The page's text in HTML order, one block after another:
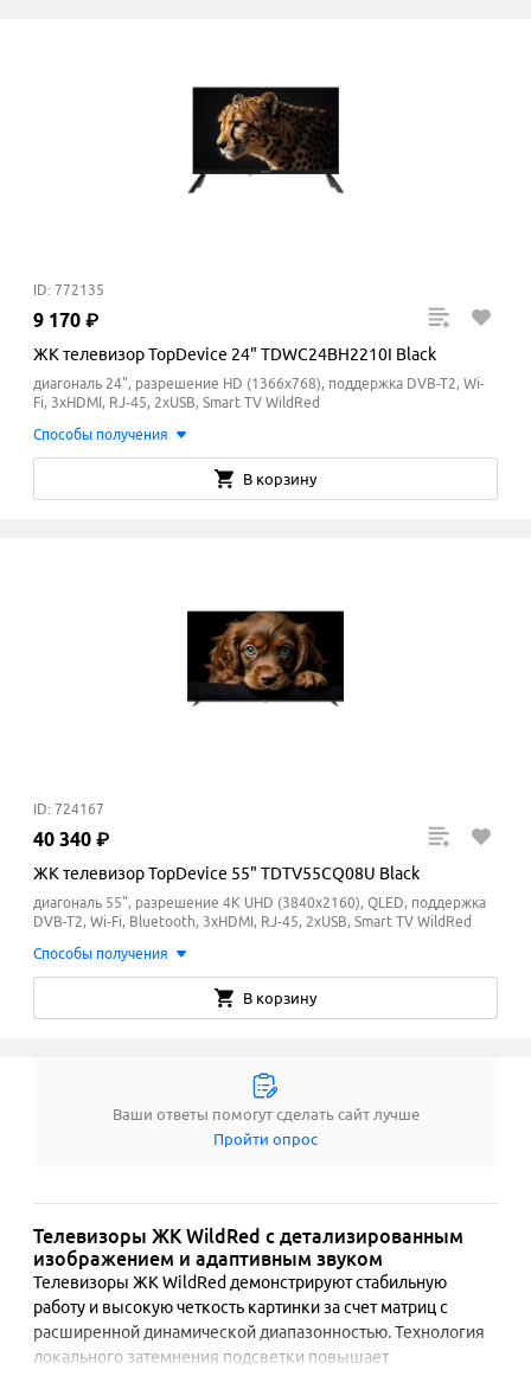
ID: 772135
9 170 ₽
ЖК телевизор TopDevice 24" TDWC24BH2210I Black
диагональ 24", разрешение HD (1366x768), поддержка DVB-T2, Wi-
Fi, 3xHDMI, RJ-45, 2xUSB, Smart TV WildRed
Способы получения
В корзину
ID: 724167
40 340 ₽
ЖК телевизор TopDevice 55" TDTV55CQ08U Black
диагональ 55", разрешение 4K UHD (3840x2160), QLED, поддержка
DVB-T2, Wi-Fi, Bluetooth, 3xHDMI, RJ-45, 2xUSB, Smart TV WildRed
Способы получения
В корзину
Ваши ответы помогут сделать сайт лучше
Пройти опрос
Телевизоры ЖК WildRed с детализированным
изображением и адаптивным звуком
Телевизоры ЖК WildRed демонстрируют стабильную
работу и высокую четкость картинки за счет матриц с
расширенной динамической диапазонностью. Технология
локального затемнения подсветки повышает